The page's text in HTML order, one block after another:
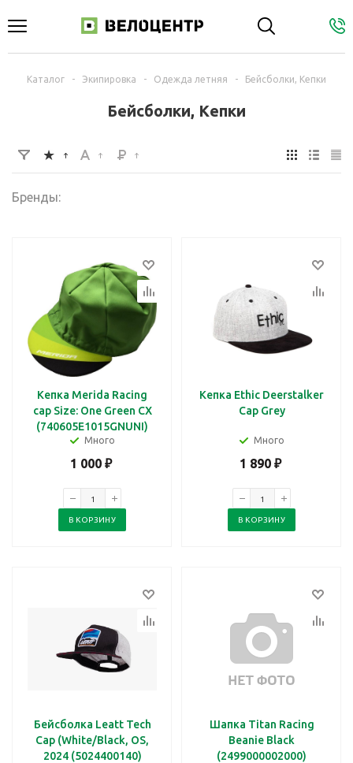
Каталог - Экипировка - Одежда летняя - Бейсболки, Кепки
Бейсболки, Кепки
Бренды:
Кепка Merida Racing
cap Size: One Green CX
(740605E1015GNUNI)
Много
1 000₽
В КОРЗИНУ
Кепка Ethic Deerstalker
Cap Grey
Много
1 890₽
В КОРЗИНУ
Бейсболка Leatt Tech
Cap (White/Black, OS,
2024 (5024400140)
Шапка Titan Racing
Beanie Black
(2499000002000)